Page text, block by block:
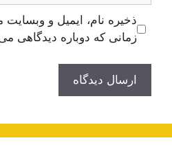
ذخیره نام، ایمیل و
زمانی که دوباره دیدگاهی